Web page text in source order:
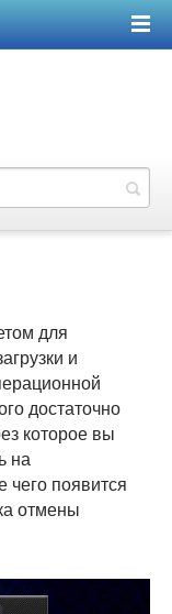
для
и
достаточно
которое вы
на
чего появится
отмены